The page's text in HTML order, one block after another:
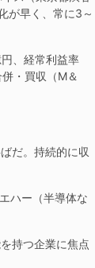
が早く、常に3～
、経常利益率
・買収（M＆
だ。持続的に収
ハー（半導体な
持つ企業に焦点